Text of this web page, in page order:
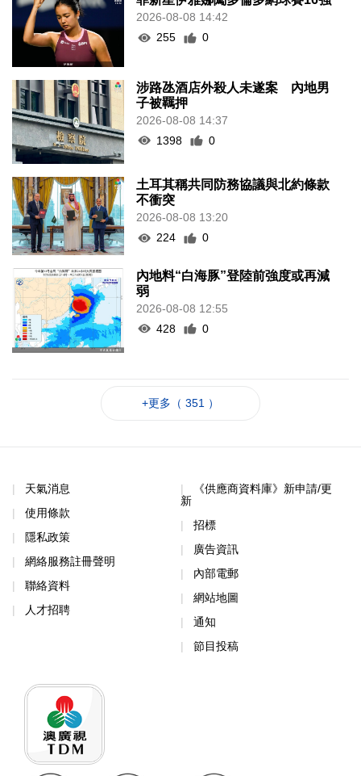
2026-08-08 14:42
255
0
涉路氹酒店外殺人未遂案 內地男
子被羈押
2026-08-08 14:37
1398
0
土耳其稱共同防務協議與北約條款
不衝突
2026-08-08 13:20
224
0
內地料“白海豚”登陸前強度或再減
弱
2026-08-08 12:55
428
0
+更多（ 351 ）
天氣消息
使用條款
隱私政策
網絡服務註冊聲明
聯絡資料
人才招聘
《供應商資料庫》新申請/更
新
招標
廣告資訊
內部電郵
網站地圖
通知
節目投稿